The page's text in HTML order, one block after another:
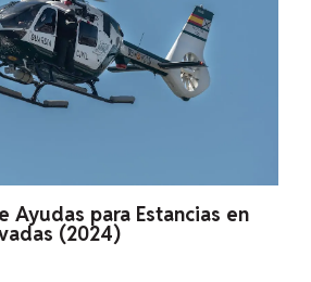
Ayudas para Estancias en
(2024)